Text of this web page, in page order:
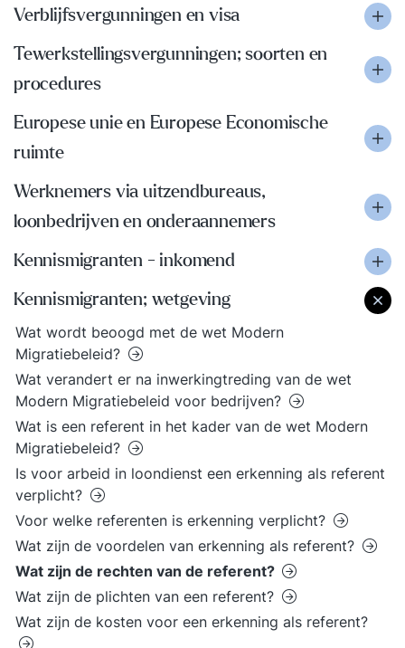
Verblijfsvergunningen en visa
Tewerkstellingsvergunningen; soorten en
procedures
Europese unie en Europese Economische
ruimte
Werknemers via uitzendbureaus,
loonbedrijven en onderaannemers
Kennismigranten - inkomend
Kennismigranten; wetgeving
Wat wordt beoogd met de wet Modern
Migratiebeleid?
Wat verandert er na inwerkingtreding van de wet
Modern Migratiebeleid voor bedrijven?
Wat is een referent in het kader van de wet Modern
Migratiebeleid?
Is voor arbeid in loondienst een erkenning als referent
verplicht?
Voor welke referenten is erkenning verplicht?
Wat zijn de voordelen van erkenning als referent?
Wat zijn de rechten van de referent?
Wat zijn de plichten van een referent?
Wat zijn de kosten voor een erkenning als referent?